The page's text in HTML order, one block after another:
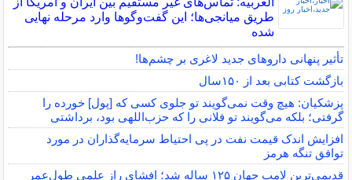
طریق میانجی‌ها؛ این گفت‌و‌گو‌ها وارد مرحله نهایی
شده
تأثیر پنهانی داروهای جدید لاغری بر چشم‌ها!
بازگشت کتابی بعد از ۱۵۰سال
پزشکیان: هیچ وقت نمی‌گویند تو جلوی کسی که [پول] خورده را
گرفتی؛ بلکه می‌گویند تو فلانی را که حزب‌اللهی بود، برداشتی
افزایش اندک قیمت نفت در پی احتیاط سرمایه‌گذاران در مورد
توافق تنگه هرمز
قدیمی‌ترین لامپ جهان ۱۲۵ ساله شد؛ افشای راز علمی طول‌عمر